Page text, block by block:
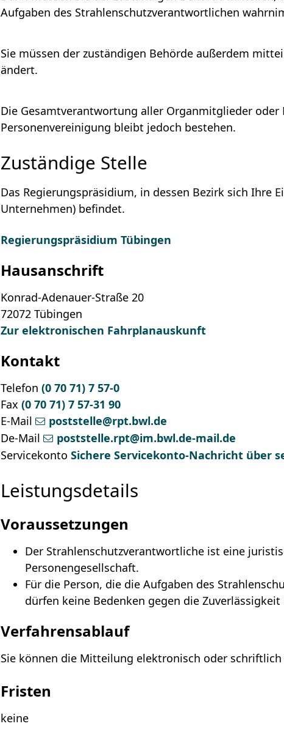
Aufgaben des Strahlenschutzverantwortlichen
Sie müssen der zuständigen Behörde außerdem
ändert.
Die Gesamtverantwortung aller Organmitglieder
Personenvereinigung bleibt jedoch bestehen.
Zuständige Stelle
Das Regierungspräsidium, in dessen Bezirk sich Ihre
Unternehmen) befindet.
Regierungspräsidium Tübingen
Hausanschrift
Konrad-Adenauer-Straße 20
72072 Tübingen
Zur elektronischen Fahrplanauskunft
Kontakt
Telefon (0 70 71) 7 57-0
Fax (0 70 71) 7 57-31 90
E-Mail
poststelle@rpt.bwl.de
De-Mail
poststelle.rpt@im.bwl.de-mail.de
Servicekonto Sichere Servicekonto-Nachricht über
Leistungsdetails
Voraussetzungen
Der Strahlenschutzverantwortliche ist eine
Personengesellschaft.
Für die Person, die die Aufgaben des
dürfen keine Bedenken gegen die Zuverlässigkeit
Verfahrensablauf
Sie können die Mitteilung elektronisch oder
Fristen
keine